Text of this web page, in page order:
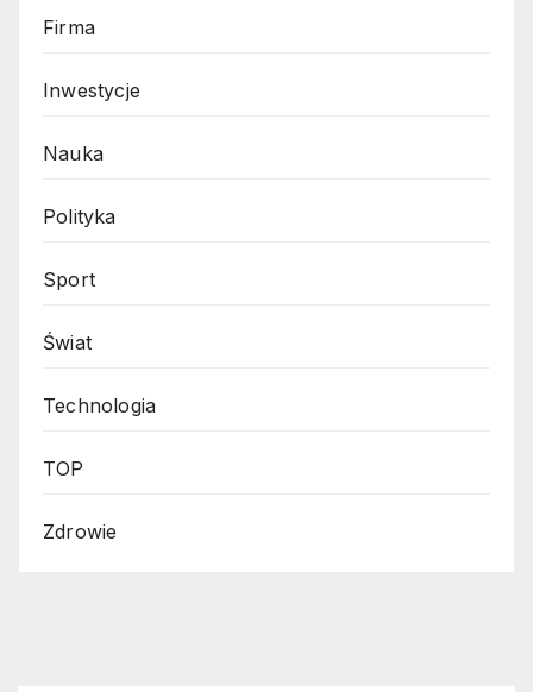
Firma
Inwestycje
Nauka
Polityka
Sport
Świat
Technologia
TOP
Zdrowie